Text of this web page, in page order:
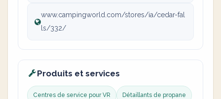
www.campingworld.com/stores/ia/cedar-fal
ls/332/
Produits et services
Centres de service pour VR Détaillants de propane